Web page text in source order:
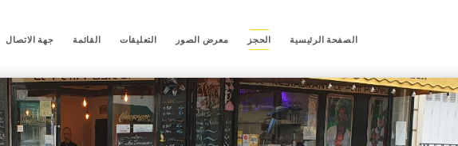
الصفحة الرئيسية الحجز معرض الصور التعليقات القائمة جهة الاتصال